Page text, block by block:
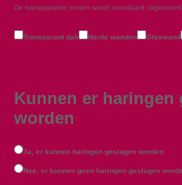
De transparante tenten wordt standaard
Transparant dak Harde wanden Glaswand
Kunnen er haringen
worden
Ja, er kunnen haringen geslagen worden
Nee, er kunnen geen haringen geslagen